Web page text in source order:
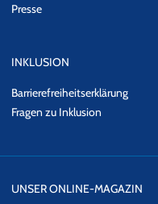
Presse
INKLUSION
Barrierefreiheitserklärung
Fragen zu Inklusion
UNSER ONLINE-MAGAZIN